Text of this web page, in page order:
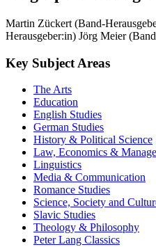
Martin Zückert (Band-
Herausgeber:in) Jörg Meier
Key Subject Areas
The Arts
Education
English Studies
German Studies
History & Political Science
Law, Economics &
Linguistics
Media & Communication
Romance Studies
Science, Society and
Slavic Studies
Theology & Philosophy
Peter Lang Classics